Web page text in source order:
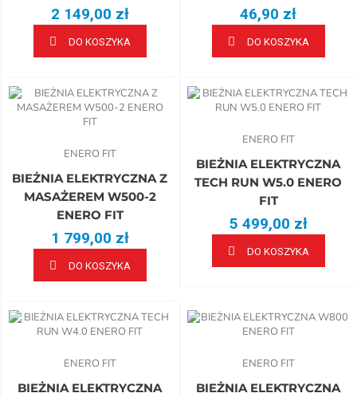
2 149,00 zł
DO KOSZYKA
46,90 zł
DO KOSZYKA
ENERO FIT
BIEŻNIA ELEKTRYCZNA Z
MASAŻEREM W500-2
ENERO FIT
1 799,00 zł
DO KOSZYKA
ENERO FIT
BIEŻNIA ELEKTRYCZNA
TECH RUN W5.0 ENERO
FIT
5 499,00 zł
DO KOSZYKA
ENERO FIT
BIEŻNIA ELEKTRYCZNA
ENERO FIT
BIEŻNIA ELEKTRYCZNA